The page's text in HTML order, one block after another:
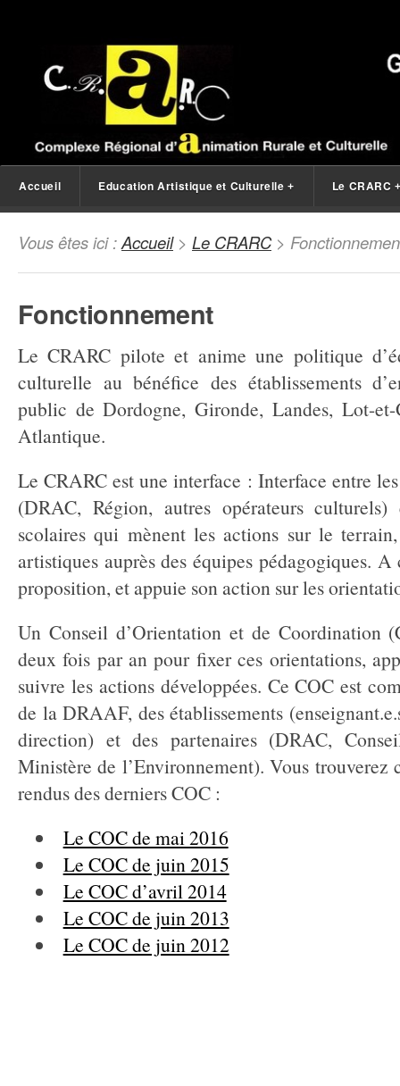
Accueil Education Artistique et Culturelle + Le CRARC
Vous êtes ici :Accueil> Le CRARC>
Fonctionnement
Le CRARC pilote et anime une politique
culturelle au bénéfice des établissements
public de Dordogne, Gironde, Landes, Lot-et-
Atlantique.
Le CRARC est une interface : Interface entre
(DRAC, Région, autres opérateurs culturels)
scolaires qui mènent les actions sur le
artistiques auprès des équipes pédagogiques.
proposition, et appuie son action sur les
Un Conseil d’Orientation et de Coordination
deux fois par an pour fixer ces orientations,
suivre les actions développées. Ce COC est
de la DRAAF, des établissements
direction) et des partenaires (DRAC,
Ministère de l’Environnement). Vous trouverez
rendus des derniers COC :
Le COC de mai 2016
Le COC de juin 2015
Le COC d’avril 2014
Le COC de juin 2013
Le COC de juin 2012